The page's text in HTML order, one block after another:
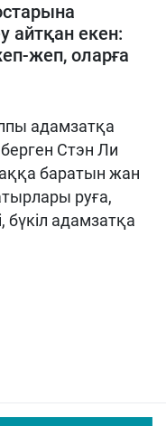
айтқан екен:
жеп, оларға
адамзатқа
Стэн Ли
баратын жан
руға,
бүкіл адамзатқа